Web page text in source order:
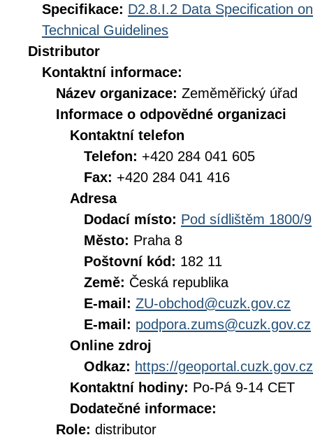
Specifikace: D2.8.I.2 Data Specification
Technical Guidelines
Distributor
Kontaktní informace:
Název organizace: Zeměměřický úřad
Informace o odpovědné organizaci
Kontaktní telefon
Telefon: +420 284 041 605
Fax: +420 284 041 416
Adresa
Dodací místo: Pod sídlištěm 1800/9
Město: Praha 8
Poštovní kód: 182 11
Země: Česká republika
E-mail: ZU-obchod@cuzk.gov.cz
E-mail: podpora.zums@cuzk.gov.cz
Online zdroj
Odkaz: https://geoportal.cuzk.gov.cz
Kontaktní hodiny: Po-Pá 9-14 CET
Dodatečné informace:
Role: distributor